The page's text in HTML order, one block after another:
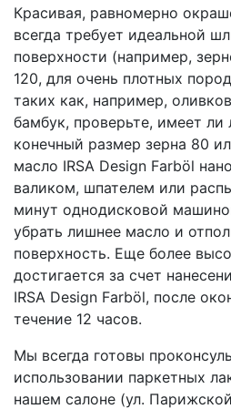
Красивая, равномерно
всегда требует идеальной
поверхности (например,
120, для очень плотных
таких как, например,
бамбук, проверьте, имеет
конечный размер зерна 80
масло IRSA Design Farböl
валиком, шпателем или
минут однодисковой
убрать лишнее масло и
поверхность. Еще более
достигается за счет
IRSA Design Farböl, после
течение 12 часов.
Мы всегда готовы
использовании паркетных
нашем салоне (ул.